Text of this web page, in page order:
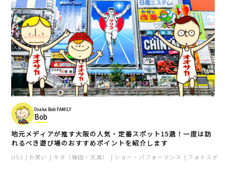
Osaka Bob FAMILY
Bob
地元メディアが推す大阪の人気・定番スポット15選！一度は訪
れるべき遊び場のおすすめポイントを紹介します
USJ お笑い キタ（梅田・天満） ショー・パフォーマンス フォトスポッ